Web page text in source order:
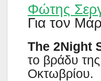
Φώτης
Για τον
The 2Night
το βράδυ
Οκτωβρίου.